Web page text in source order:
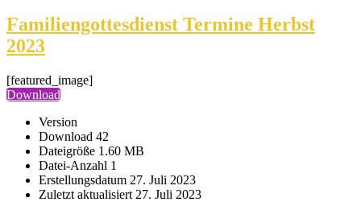
Familiengottesdienst Termine Herbst
2023
[featured_image]
Download
Version
Download 42
Dateigröße 1.60 MB
Datei-Anzahl 1
Erstellungsdatum 27. Juli 2023
Zuletzt aktualisiert 27. Juli 2023